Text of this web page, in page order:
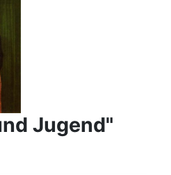
Jugend"